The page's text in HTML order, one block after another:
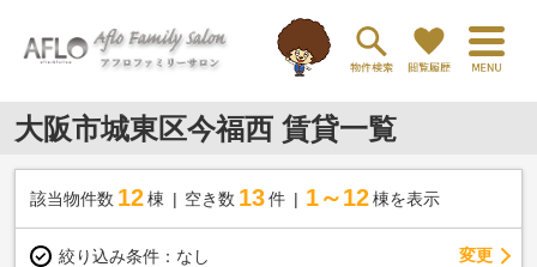
大阪市城東区今福西 賃貸一覧
該当物件数 12棟 空き数 13 件 1～12 棟を表示
絞り込み条件： なし 変更